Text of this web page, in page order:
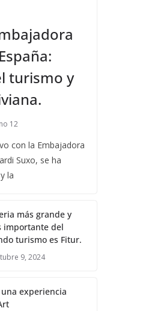
turismo y
12
con la Embajadora
Suxo, se ha
la
más grande y
importante del
turismo es Fitur.
9, 2024
experiencia